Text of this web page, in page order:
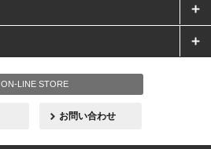
ON-LINE STORE
お問い合わせ